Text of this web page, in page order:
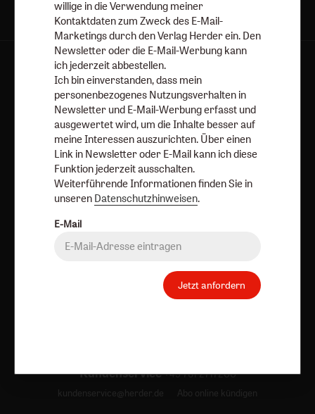
Kategorien: Online Hefte
Services: Über uns Autorinnen und Autoren
Redaktion
Angebote: Umfragen
Verlag:
Media Sales Herder Korrespondenz
Religion & Spiritualität
Theologie & Pastoral
CHRIST IN DER GEGENWART
Anzeiger für die Seelsorge
Forum Weltkirche
Lebensspuren
Bibel lesen
Kundenservice+49 761 2717200
kundenservice@herder.de
Abo online kündigen
willige in die Verwendung meiner
Kontaktdaten zum Zweck des E-Mail-
Marketings durch den Verlag Herder ein. Den
Newsletter oder die E-Mail-Werbung kann
ich jederzeit abbestellen.
Ich bin einverstanden, dass mein
personenbezogenes Nutzungsverhalten in
Newsletter und E-Mail-Werbung erfasst und
ausgewertet wird, um die Inhalte besser auf
meine Interessen auszurichten. Über einen
Link in Newsletter oder E-Mail kann ich diese
Funktion jederzeit ausschalten.
Weiterführende Informationen finden Sie in
unseren Datenschutzhinweisen.
E-Mail
Jetzt anfordern